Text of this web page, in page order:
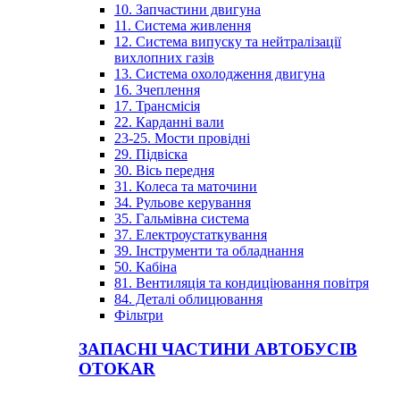
10. Запчастини двигуна
11. Система живлення
12. Система випуску та нейтралізації
вихлопних газів
13. Система охолодження двигуна
16. Зчеплення
17. Трансмісія
22. Карданні вали
23-25. Мости провідні
29. Підвіска
30. Вісь передня
31. Колеса та маточини
34. Рульове керування
35. Гальмівна система
37. Електроустаткування
39. Інструменти та обладнання
50. Кабіна
81. Вентиляція та кондиціювання повітря
84. Деталі облицювання
Фільтри
ЗАПАСНІ ЧАСТИНИ АВТОБУСІВ
OTOKAR